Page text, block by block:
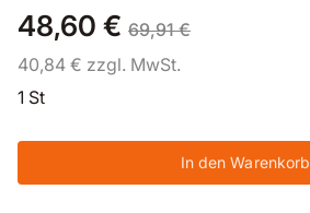
48,60 € 69,91 €
40,84 € zzgl. MwSt.
1 St
In den Warenkorb